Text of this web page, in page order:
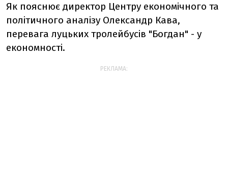
Як пояснює директор Центру економічного та
політичного аналізу Олександр Кава,
перевага луцьких тролейбусів "Богдан" - у
економності.
РЕКЛАМА: